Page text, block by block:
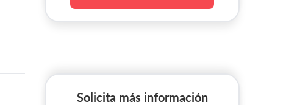
Solicita más información